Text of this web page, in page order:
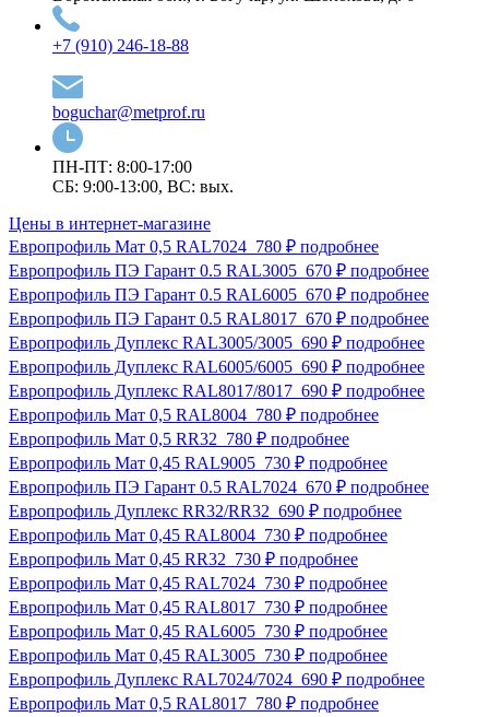
+7 (910) 246-18-88
boguchar@metprof.ru
ПН-ПТ: 8:00-17:00
СБ: 9:00-13:00, ВС: вых.
Цены в интернет-магазине
Европрофиль Мат 0,5 RAL7024 780 ₽ подробнее
Европрофиль ПЭ Гарант 0.5 RAL3005 670 ₽ подробнее
Европрофиль ПЭ Гарант 0.5 RAL6005 670 ₽ подробнее
Европрофиль ПЭ Гарант 0.5 RAL8017 670 ₽ подробнее
Европрофиль Дуплекс RAL3005/3005 690 ₽ подробнее
Европрофиль Дуплекс RAL6005/6005 690 ₽ подробнее
Европрофиль Дуплекс RAL8017/8017 690 ₽ подробнее
Европрофиль Мат 0,5 RAL8004 780 ₽ подробнее
Европрофиль Мат 0,5 RR32 780 ₽ подробнее
Европрофиль Мат 0,45 RAL9005 730 ₽ подробнее
Европрофиль ПЭ Гарант 0.5 RAL7024 670 ₽ подробнее
Европрофиль Дуплекс RR32/RR32 690 ₽ подробнее
Европрофиль Мат 0,45 RAL8004 730 ₽ подробнее
Европрофиль Мат 0,45 RR32 730 ₽ подробнее
Европрофиль Мат 0,45 RAL7024 730 ₽ подробнее
Европрофиль Мат 0,45 RAL8017 730 ₽ подробнее
Европрофиль Мат 0,45 RAL6005 730 ₽ подробнее
Европрофиль Мат 0,45 RAL3005 730 ₽ подробнее
Европрофиль Дуплекс RAL7024/7024 690 ₽ подробнее
Европрофиль Мат 0,5 RAL8017 780 ₽ подробнее